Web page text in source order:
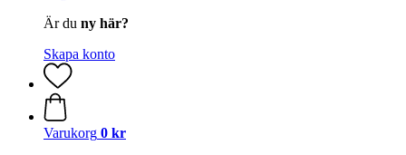
Är du ny här?
Skapa konto
Varukorg 0 kr